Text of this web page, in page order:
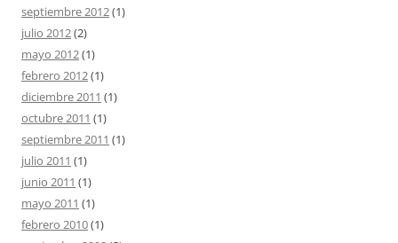
septiembre 2012(1)
julio 2012(2)
mayo 2012(1)
febrero 2012(1)
diciembre 2011 (1)
octubre 2011 (1)
septiembre 2011 (1)
julio 2011 (1)
junio 2011 (1)
mayo 2011 (1)
febrero 2010(1)